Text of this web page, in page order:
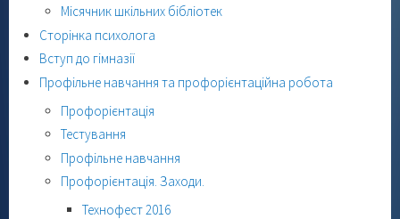
Місячник шкільних бібліотек
Сторінка психолога
Вступ до гімназії
Профільне навчання та профорієнтаційна робота
Профорієнтація
Тестування
Профільне навчання
Профорієнтація. Заходи.
Технофест 2016